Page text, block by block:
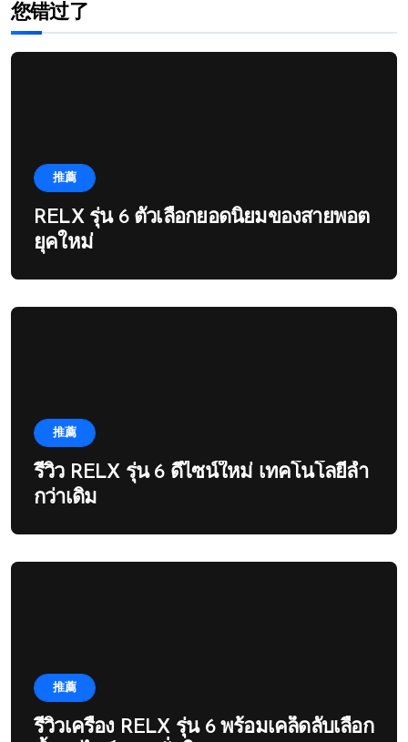
您错过了
推薦
RELX รุ่น 6 ตัวเลือกยอดนิยมของสายพอต
ยุคใหม่
推薦
รีวิว RELX รุ่น 6 ดีไซน์ใหม่ เทคโนโลยีล้ำ
กว่าเดิม
推薦
รีวิวเครื่อง RELX รุ่น 6 พร้อมเคล็ดลับเลือก